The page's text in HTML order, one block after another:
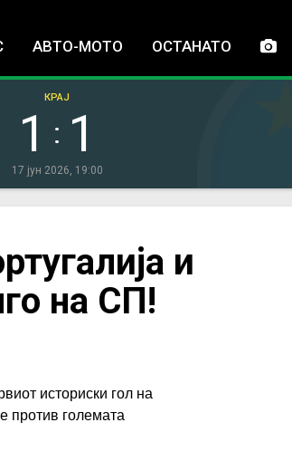
АВТО-МОТО ОСТАНАТО
1 : 1
КРАЈ
17 јун 2026, 19:00
и
на СП!
историски гол на
против големата